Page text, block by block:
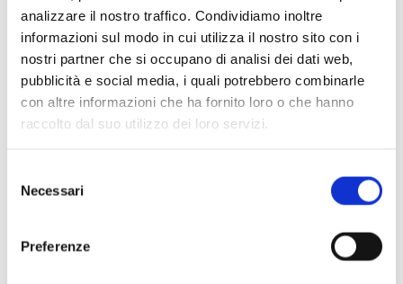
analizzare il nostro traffico. Condividiamo inoltre
informazioni sul modo in cui utilizza il nostro sito con i
nostri partner che si occupano di analisi dei dati web,
pubblicità e social media, i quali potrebbero combinarle
con altre informazioni che ha fornito loro o che hanno
raccolto dal suo utilizzo dei loro servizi.
delNecessari
Preferenze